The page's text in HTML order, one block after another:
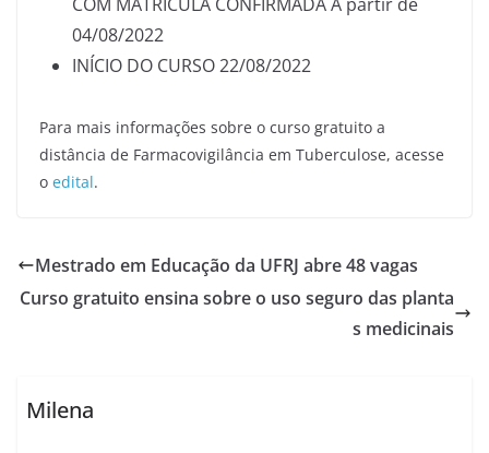
04/08/2022
INÍCIO DO CURSO 22/08/2022
Para mais informações sobre o curso gratuito a
distância de Farmacovigilância em Tuberculose, acesse
o edital.
Mestrado em Educação da UFRJ abre 48 vagas
Curso gratuito ensina sobre o uso seguro das planta
s medicinais
Milena